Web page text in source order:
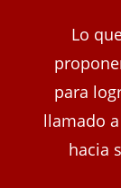
Lo
para
llamado
hacia